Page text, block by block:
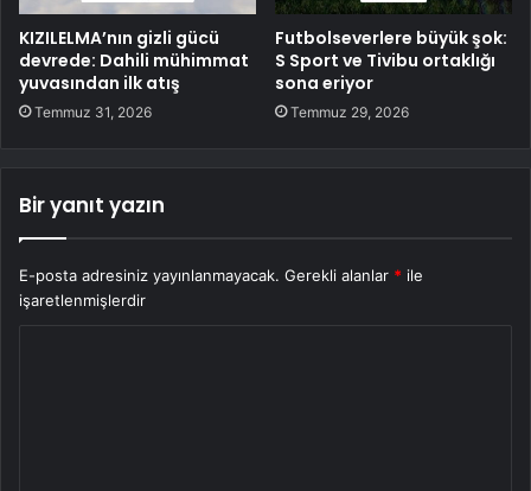
KIZILELMA’nın gizli gücü
devrede: Dahili mühimmat
yuvasından ilk atış
Temmuz 31, 2026
Futbolseverlere büyük şok:
S Sport ve Tivibu ortaklığı
sona eriyor
Temmuz 29, 2026
Bir yanıt yazın
E-posta adresiniz yayınlanmayacak. Gerekli alanlar * ile
işaretlenmişlerdir